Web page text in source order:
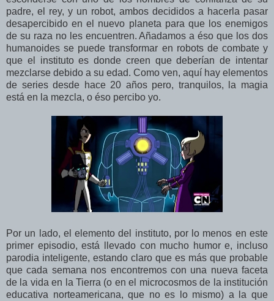
padre, el rey, y un robot, ambos decididos a hacerla pasar
desapercibido en el nuevo planeta para que los enemigos
de su raza no les encuentren. Añadamos a éso que los dos
humanoides se puede transformar en robots de combate y
que el instituto es donde creen que deberían de intentar
mezclarse debido a su edad. Como ven, aquí hay elementos
de series desde hace 20 años pero, tranquilos, la magia
está en la mezcla, o éso percibo yo.
Por un lado, el elemento del instituto, por lo menos en este
primer episodio, está llevado con mucho humor e, incluso
parodia inteligente, estando claro que es más que probable
que cada semana nos encontremos con una nueva faceta
de la vida en la Tierra (o en el microcosmos de la institución
educativa norteamericana, que no es lo mismo) a la que